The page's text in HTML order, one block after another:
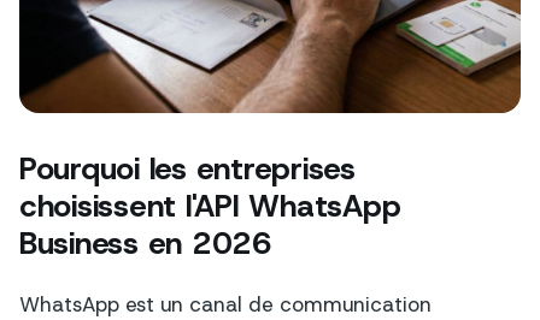
Pourquoi les entreprises
choisissent l'API WhatsApp
Business en 2026
WhatsApp est un canal de communication